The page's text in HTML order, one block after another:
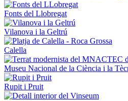
Fonts del Llobregat
Vilanova i la Geltrú
Calella
Museu Nacional de la Ciència i la
Rupit i Pruit